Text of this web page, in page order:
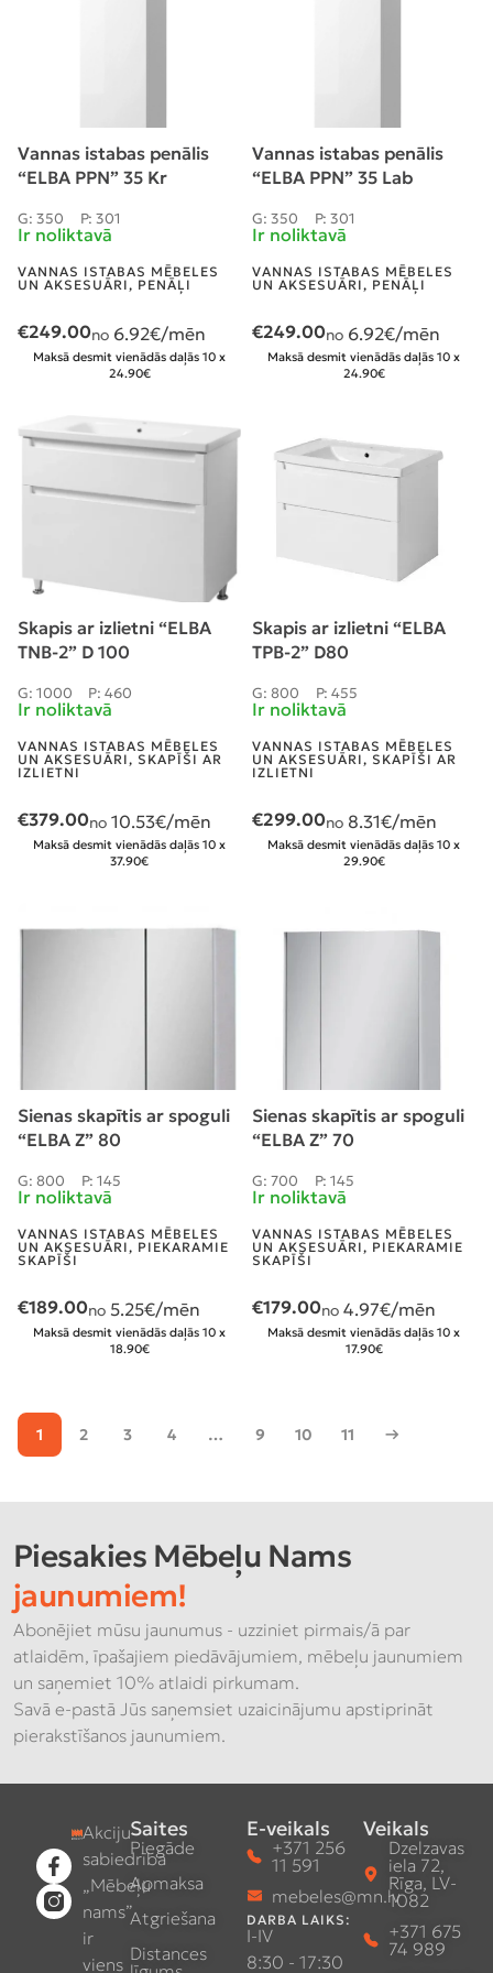
Vannas istabas penālis
“ELBA PPN” 35 Kr
G: 350 P: 301
Ir noliktavā
VANNAS ISTABAS MĒBELES
UN AKSESUĀRI , PENĀĻI
€249.00no 6.92€/mēn
Maksā desmit vienādās daļās 10 x
24.90€
Vannas istabas penālis
“ELBA PPN” 35 Lab
G: 350 P: 301
Ir noliktavā
VANNAS ISTABAS MĒBELES
UN AKSESUĀRI , PENĀĻI
€249.00no 6.92€/mēn
Maksā desmit vienādās daļās 10 x
24.90€
Skapis ar izlietni “ELBA
TNB-2” D 100
G: 1000 P: 460
Ir noliktavā
VANNAS ISTABAS MĒBELES
UN AKSESUĀRI , SKAPĪŠI AR
IZLIETNI
€379.00no 10.53€/mēn
Maksā desmit vienādās daļās 10 x
37.90€
Skapis ar izlietni “ELBA
TPB-2” D80
G: 800 P: 455
Ir noliktavā
VANNAS ISTABAS MĒBELES
UN AKSESUĀRI , SKAPĪŠI AR
IZLIETNI
€299.00no 8.31€/mēn
Maksā desmit vienādās daļās 10 x
29.90€
Sienas skapītis ar spoguli
“ELBA Z” 80
G: 800 P: 145
Ir noliktavā
VANNAS ISTABAS MĒBELES
UN AKSESUĀRI , PIEKARAMIE
SKAPĪŠI
€189.00no 5.25€/mēn
Maksā desmit vienādās daļās 10 x
18.90€
Sienas skapītis ar spoguli
“ELBA Z” 70
G: 700 P: 145
Ir noliktavā
VANNAS ISTABAS MĒBELES
UN AKSESUĀRI , PIEKARAMIE
SKAPĪŠI
€179.00no 4.97€/mēn
Maksā desmit vienādās daļās 10 x
17.90€
1 2 3 4 … 9 10 11 →
Piesakies Mēbeļu Nams
jaunumiem!
Abonējiet mūsu jaunumus - uzziniet pirmais/ā par
atlaidēm, īpašajiem piedāvājumiem, mēbeļu jaunumiem
un saņemiet 10% atlaidi pirkumam.
Savā e-pastā Jūs saņemsiet uzaicinājumu apstiprināt
pierakstīšanos jaunumiem.
Akciju
sabiedrība
„Mēbeļu
nams”
ir
viens
Saites
Piegāde
Apmaksa
Atgriešana
Distances
E-veikals
+371 256
11 591
mebeles@mn.lv
DARBA LAIKS:
I-IV
8:30 - 17:30
Veikals
Dzelzavas
iela 72,
Rīga, LV-
1082
+371 675
74 989